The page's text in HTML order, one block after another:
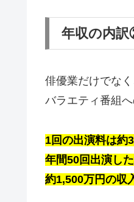
年収の内
俳優業だけでなく
バラエティ番組
1回の出演料は約
年間50回出演した
約1,500万円の収